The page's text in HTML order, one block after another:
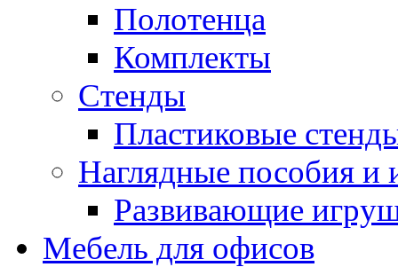
Полотенца
Комплекты
Стенды
Пластиковые
Наглядные пособия и
Развивающие
Мебель для офисов